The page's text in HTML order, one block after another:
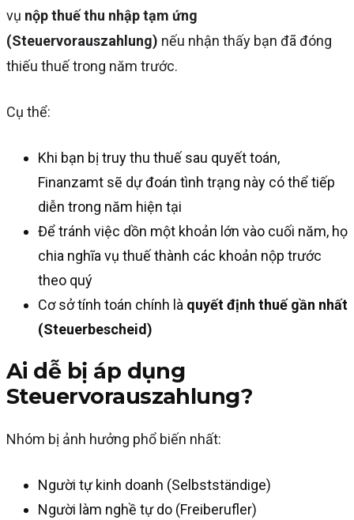
vụ nộp thuế thu nhập tạm ứng
(Steuervorauszahlung) nếu nhận thấy bạn đã đóng
thiếu thuế trong năm trước.
Cụ thể:
Khi bạn bị truy thu thuế sau quyết toán,
Finanzamt sẽ dự đoán tình trạng này có thể tiếp
diễn trong năm hiện tại
Để tránh việc dồn một khoản lớn vào cuối năm, họ
chia nghĩa vụ thuế thành các khoản nộp trước
theo quý
Cơ sở tính toán chính là quyết định thuế gần nhất
(Steuerbescheid)
Ai dễ bị áp dụng
Steuervorauszahlung?
Nhóm bị ảnh hưởng phổ biến nhất:
Người tự kinh doanh (Selbstständige)
Người làm nghề tự do (Freiberufler)